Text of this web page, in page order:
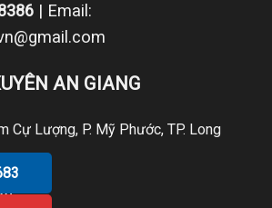
| Email:
AN GIANG
Cự Lượng, P. Mỹ Phước, TP. Long